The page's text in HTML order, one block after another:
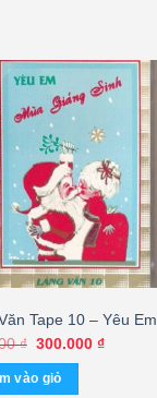
Tape 10 – Yêu Em
Sinh (Băng Đen,
BÌA GỐC) KGTUS
₫ Giá
là:
600.000 ₫.
300.000 ₫Giá
vào giỏ